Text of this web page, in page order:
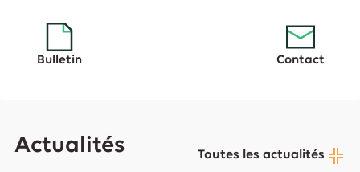
Bulletin Contact
Actualités Toutes les actualités